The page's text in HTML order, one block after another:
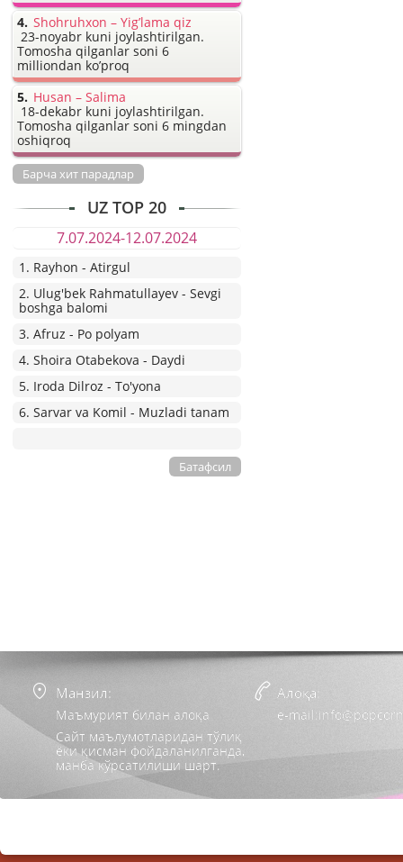
Shohruhxon – Yig’lama qiz
23-noyabr kuni joylashtirilgan.
Tomosha qilganlar soni 6
milliondan ko’proq
Husan – Salima
18-dekabr kuni joylashtirilgan.
Tomosha qilganlar soni 6 mingdan
oshiqroq
Барча хит парадлар
UZ TOP 20
7.07.2024-12.07.2024
1. Rayhon - Atirgul
2. Ulug'bek Rahmatullayev - Sevgi
boshga balomi
3. Afruz - Po polyam
4. Shoira Otabekova - Daydi
5. Iroda Dilroz - To'yona
6. Sarvar va Komil - Muzladi tanam
Батафсил
Манзил:
Маъмурият билан алоқа
Сайт маълумотларидан тўлиқ
ёки қисман фойдаланилганда,
манба кўрсатилиши шарт.
Алоқа:
e-